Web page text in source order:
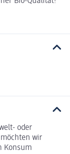
oder
wir
Konsum